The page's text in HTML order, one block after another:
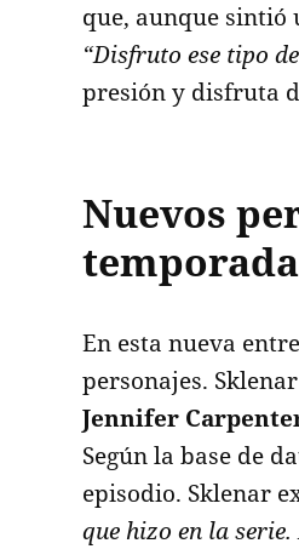
que, aunque sintió
“Disfruto ese tipo
presión y disfruta
Nuevos
temporada
En esta nueva
personajes.
Jennifer
Según la base de
episodio. Sklenar
que hizo en la